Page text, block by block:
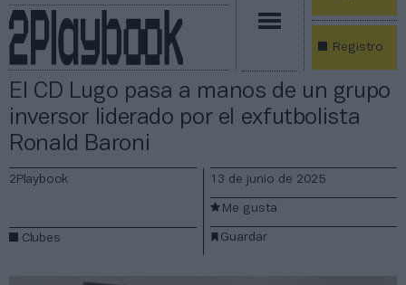
Registro
El CD Lugo pasa a manos de un grupo
inversor liderado por el exfutbolista
Ronald Baroni
2Playbook
Clubes
13 de junio de 2025
Guardar
Me gusta